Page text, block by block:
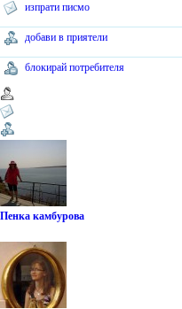
изпрати писмо
добави в приятели
блокирай потребителя
Пенка камбурова